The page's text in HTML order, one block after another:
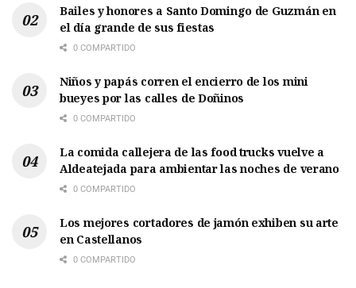
Bailes y honores a Santo Domingo de Guzmán en
el día grande de sus fiestas
0 COMPARTIDO
Niños y papás corren el encierro de los mini
bueyes por las calles de Doñinos
0 COMPARTIDO
La comida callejera de las food trucks vuelve a
Aldeatejada para ambientar las noches de verano
0 COMPARTIDO
Los mejores cortadores de jamón exhiben su arte
en Castellanos
0 COMPARTIDO